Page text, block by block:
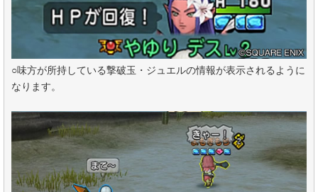
○味方が所持している撃破玉・ジュエルの情報が表示されるように
なります。